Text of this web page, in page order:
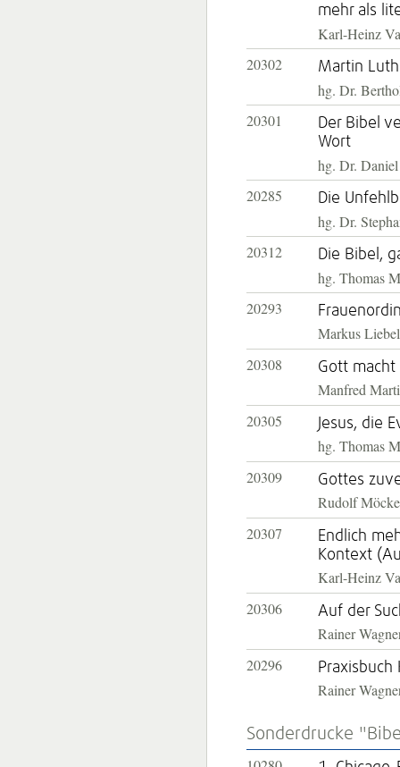
mehr als
Karl-Heinz
20302
Martin
hg. Dr.
20301
Der Bibel
Wort
hg. Dr.
20285
Die
hg. Dr.
20312
Die Bibel,
hg. Thomas
20293
Markus
20308
Gott macht
Manfred
20305
Jesus, die
hg. Thomas
20309
Gottes
Rudolf
20307
Endlich
Kontext
Karl-Heinz
20306
Auf der
Rainer
20296
Praxisbuch
Rainer
Sonderdrucke